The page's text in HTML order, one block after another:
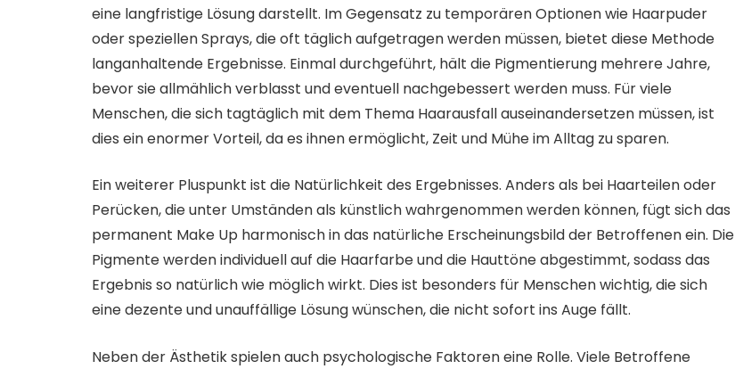
eine langfristige Lösung darstellt. Im Gegensatz zu temporären Optionen wie Haarpuder
oder speziellen Sprays, die oft täglich aufgetragen werden müssen, bietet diese Methode
langanhaltende Ergebnisse. Einmal durchgeführt, hält die Pigmentierung mehrere Jahre,
bevor sie allmählich verblasst und eventuell nachgebessert werden muss. Für viele
Menschen, die sich tagtäglich mit dem Thema Haarausfall auseinandersetzen müssen, ist
dies ein enormer Vorteil, da es ihnen ermöglicht, Zeit und Mühe im Alltag zu sparen.
Ein weiterer Pluspunkt ist die Natürlichkeit des Ergebnisses. Anders als bei Haarteilen oder
Perücken, die unter Umständen als künstlich wahrgenommen werden können, fügt sich das
permanent Make Up harmonisch in das natürliche Erscheinungsbild der Betroffenen ein. Die
Pigmente werden individuell auf die Haarfarbe und die Hauttöne abgestimmt, sodass das
Ergebnis so natürlich wie möglich wirkt. Dies ist besonders für Menschen wichtig, die sich
eine dezente und unauffällige Lösung wünschen, die nicht sofort ins Auge fällt.
Neben der Ästhetik spielen auch psychologische Faktoren eine Rolle. Viele Betroffene